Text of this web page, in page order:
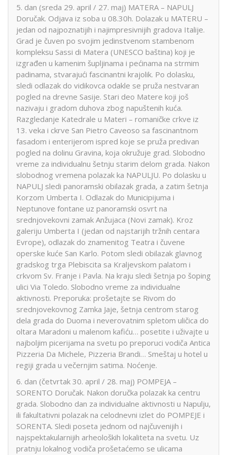
5. dan (sreda 29. april / 27. maj) MATERA – NAPULJ
Doručak. Odjava iz soba u 08.30h. Dolazak u MATERU –
jedan od najpoznatijih i najimpresivnijih gradova Italije.
Grad je čuven po svojim jedinstvenom stambenom
kompleksu Sassi di Matera (UNESCO baština) koji je
izgrađen u kamenim šupljinama i pećinama na strmim
padinama, stvarajući fascinantni krajolik. Po dolasku,
sledi odlazak do vidikovca odakle se pruža nestvaran
pogled na drevne Sasije. Stari deo Matere koji još
nazivaju i gradom duhova zbog napuštenih kuća.
Razgledanje Katedrale u Materi – romaničke crkve iz
13. veka i ckrve San Pietro Caveoso sa fascinantnom
fasadom i enterijerom ispred koje se pruža predivan
pogled na dolinu Gravina, koja okružuje grad. Slobodno
vreme za individualnu šetnju starim delom grada. Nakon
slobodnog vremena polazak ka NAPULJU. Po dolasku u
NAPULJ sledi panoramski obilazak grada, a zatim šetnja
Korzom Umberta I. Odlazak do Municipijuma i
Neptunove fontane uz panoramski osvrt na
srednjovekovni zamak Anžujaca (Novi zamak). Kroz
galeriju Umberta I (jedan od najstarijih tržnih centara
Evrope), odlazak do znamenitog Teatra i čuvene
operske kuće San Karlo. Potom sledi obilazak glavnog
gradskog trga Plebiscita sa Kraljevskom palatom i
crkvom Sv. Franje i Pavla. Na kraju sledi šetnja po šoping
ulici Via Toledo. Slobodno vreme za individualne
aktivnosti. Preporuka: prošetajte se Rivom do
srednjovekovnog Zamka Jaje, šetnja centrom starog
dela grada do Duoma i neverovatnim spletom uličica do
oltara Maradoni u malenom kafiću… posetite i uživajte u
najboljim picerijama na svetu po preporuci vodiča Antica
Pizzeria Da Michele, Pizzeria Brandi… Smeštaj u hotel u
regiji grada u večernjim satima. Noćenje.
6. dan (četvrtak 30. april / 28. maj) POMPEJA –
SORENTO Doručak. Nakon doručka polazak ka centru
grada. Slobodno dan za individualne aktivnosti u Napulju,
ili fakultativni polazak na celodnevni izlet do POMPEJE i
SORENTA. Sledi poseta jednom od najčuvenijih i
najspektakularnijih arheoloških lokaliteta na svetu. Uz
pratnju lokalnog vodiča prošetaćemo se ulicama